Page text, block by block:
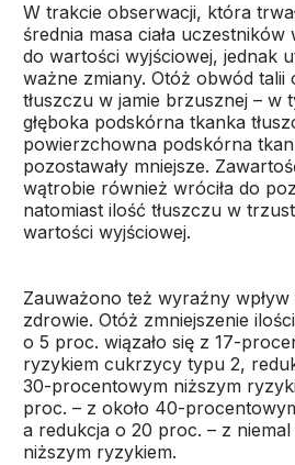
W trakcie obserwacji, która
średnia masa ciała uczestników
do wartości wyjściowej, jednak
ważne zmiany. Otóż obwód talii
tłuszczu w jamie brzusznej – w
głęboka podskórna tkanka
powierzchowna podskórna
pozostawały mniejsze.
wątrobie również wróciła do
natomiast ilość tłuszczu w
wartości wyjściowej.
Zauważono też wyraźny
zdrowie. Otóż zmniejszenie
o 5 proc. wiązało się z 17-
ryzykiem cukrzycy typu 2,
30-procentowym niższym
proc. – z około 40-
a redukcja o 20 proc. – z
niższym ryzykiem.